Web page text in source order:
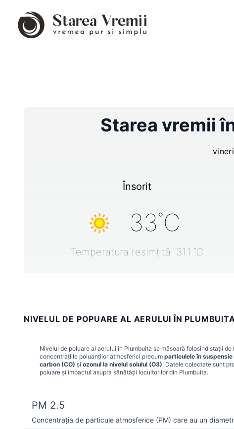
Starea vremii
Însorit
33˚C
Temperatura resimțită: 31.1 ˚C
NIVELUL DE POPUARE AL AERULUI ÎN
Nivelul de poluare al aerului în Plumbuita se măsoară folosind stații
concentrațiile poluanților atmosferici precum particulele în
carbon (CO) și ozonul la nivelul solului (O3). Datele colectate sunt
poluare și impactul asupra sănătății locuitorilor din Plumbuita.
PM 2.5
Concentrația de particule atmosferice (PM) care au un